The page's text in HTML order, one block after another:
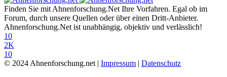
Finden Sie mit Ahnenforschung.Net Ihre Vorfahren. Egal ob im
Forum, durch unsere Quellen oder über einen Dritt-Anbieter.
Ahnenforschung.Net ist unabhängig, objektiv und verlässlich!
10
2K
10
© 2024 Ahnenforschung.net | Impressum | Datenschutz